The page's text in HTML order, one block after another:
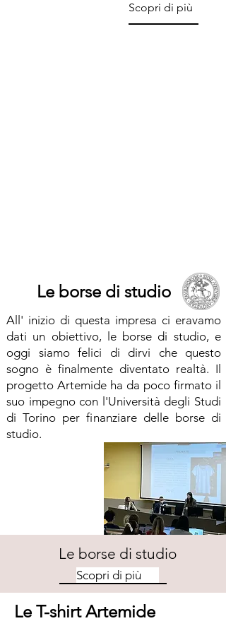
Scopri di più
Le borse di studio
All' inizio di questa impresa ci eravamo
dati un obiettivo, le borse di studio, e
oggi siamo felici di dirvi che questo
sogno è finalmente diventato realtà. Il
progetto Artemide ha da poco firmato il
suo impegno con l'Università degli Studi
di Torino per finanziare delle borse di
studio.
Le borse di studio
Scopri di più
Le T-shirt Artemide